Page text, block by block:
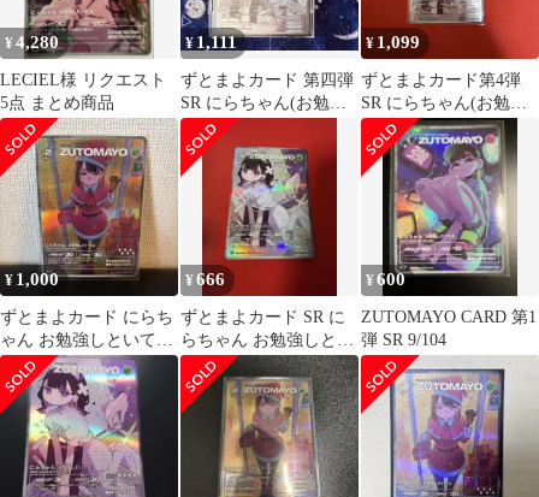
¥4,280
LECIEL様 リクエスト
5点 まとめ商品
¥ 1,111
ずとまよカード 第四弾
SR にらちゃん(お勉強
しといてよ) 023/104
¥ 1,099
ずとまよカード第4弾
SR にらちゃん(お勉強
しといてよ)
¥ 1,000
ずとまよカード にらち
ゃん お勉強しといてよ
SR
¥666
ずとまよカード SR に
らちゃん お勉強しとい
てよ
¥600
ZUTOMAYO CARD 第1
弾 SR 9/104